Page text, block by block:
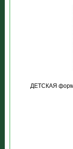
ДЕТСКАЯ